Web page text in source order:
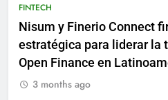
FINTECH
Nisum y Finerio Connect
estratégica para liderar la
Open Finance en
3 months ago